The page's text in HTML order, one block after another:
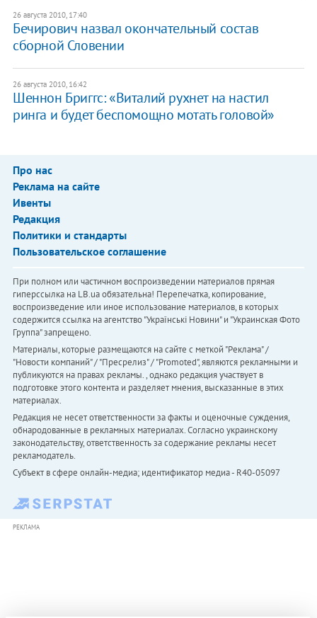
26 августа 2010, 17:40
Бечирович назвал окончательный состав
сборной Словении
26 августа 2010, 16:42
Шеннон Бриггс: «Виталий рухнет на настил
ринга и будет беспомощно мотать головой»
Про нас
Реклама на сайте
Ивенты
Редакция
Политики и стандарты
Пользовательское соглашение
При полном или частичном воспроизведении материалов прямая
гиперссылка на LB.ua обязательна! Перепечатка, копирование,
воспроизведение или иное использование материалов, в которых
содержится ссылка на агентство "Українськi Новини" и "Украинская Фото
Группа" запрещено.
Материалы, которые размещаются на сайте с меткой "Реклама" /
"Новости компаний" / "Пресрелиз" / "Promoted", являются рекламными и
публикуются на правах рекламы. , однако редакция участвует в
подготовке этого контента и разделяет мнения, высказанные в этих
материалах.
Редакция не несет ответственности за факты и оценочные суждения,
обнародованные в рекламных материалах. Согласно украинскому
законодательству, ответственность за содержание рекламы несет
рекламодатель.
Субъект в сфере онлайн-медиа; идентификатор медиа - R40-05097
РЕКЛАМА